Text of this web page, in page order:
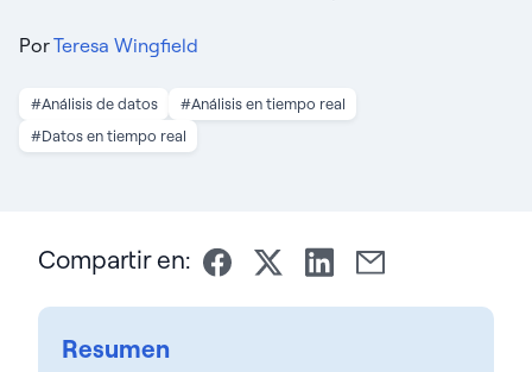
PorTeresa Wingfield
#Análisis de datos
#Análisis en tiempo real
#Datos en tiempo real
Compartir en:
Resumen